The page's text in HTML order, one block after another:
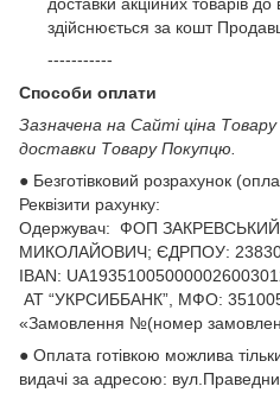
здійснюється за кошт
-----------
Способи оплати
Зазначена на Сайті ціна
доставки Товару Покупцю.
● Безготівковий розрахунок
Реквізити рахунку:
Одержувач: ФОП
МИКОЛАЙОВИЧ; ЄДРПОУ:
ІВАN:
АТ “УКРСИББАНК”, МФО:
«Замовлення №(номер
● Оплата готівкою можлива
видачі за адресою: